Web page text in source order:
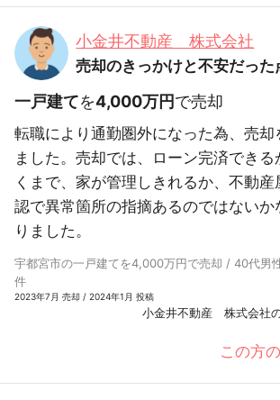
小金井不動産 株式会社
売却のきっかけと不安だった
一戸建てを4,000万円で売却
転職により通勤圏外になった為、売却
ました。売却では、ローン完済でき
くまで、家が管理しきれるか、不動
認で異常箇所の指摘あるのではないか
りました。
宇都宮市の一戸建てを4,000万円で売却 / 40代男
件
2023年7月 売却 / 2024年1月 投稿
小金井不動産 株式会社
この方